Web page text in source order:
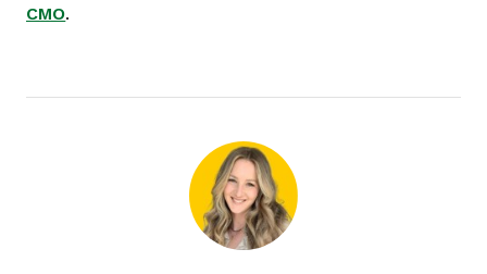
CMO.